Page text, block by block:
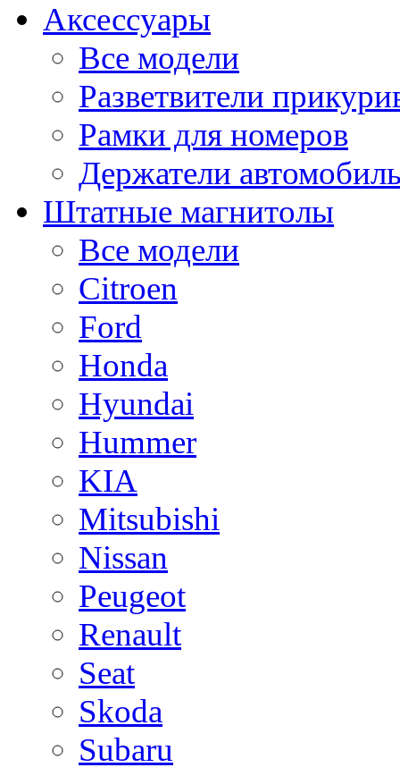
Аксессуары
Все модели
Разветвители
Рамки для номеров
Держатели
Штатные магнитолы
Все модели
Citroen
Ford
Honda
Hyundai
Hummer
KIA
Mitsubishi
Nissan
Peugeot
Renault
Seat
Skoda
Subaru